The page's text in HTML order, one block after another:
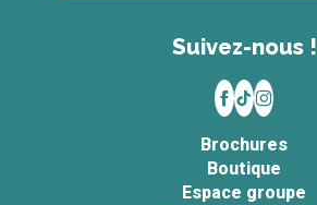
Suivez-nous !
Brochures
Boutique
Espace groupe